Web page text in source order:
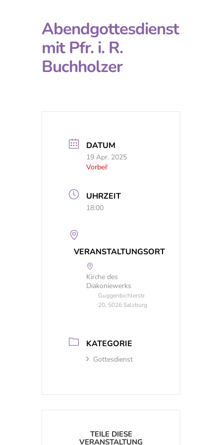
Abendgottesdienst
mit Pfr. i. R.
Buchholzer
DATUM
19 Apr. 2025
Vorbei!
UHRZEIT
18:00
VERANSTALTUNGSORT
Kirche des
Diakoniewerks
Guggenbichlerstr.
20, 5026 Salzburg
KATEGORIE
Gottesdienst
TEILE DIESE
VERANSTALTUNG